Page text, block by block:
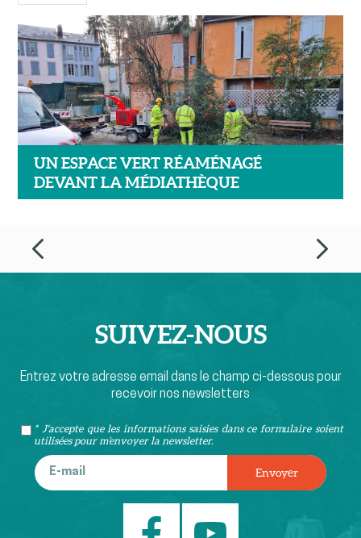
UN ESPACE VERT RÉAMÉNAGÉ
DEVANT LA MÉDIATHÈQUE
SUIVEZ-NOUS
Entrez votre adresse email dans le champ ci-dessous pour
recevoir nos newsletters
* J'accepte que les informations saisies dans ce formulaire soient
utilisées pour m’envoyer la newsletter.